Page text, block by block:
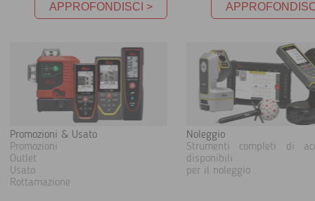
APPROFONDISCI >
Promozioni & Usato
Promozioni
Outlet
Usato
Rottamazione
Noleggio
Strumenti completi di
disponibili
per il noleggio